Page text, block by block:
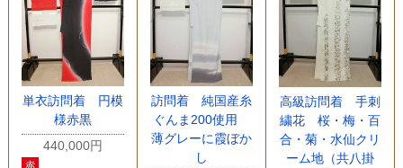
単衣訪問着 円模
様赤黒
440,000円
訪問着 純国産糸
ぐんま200使用
薄グレーに霞ぼか
し
高級訪問着 手刺
繍花 桜・梅・百
合・菊・水仙クリ
ーム地（共八掛